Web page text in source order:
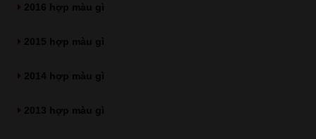
2016 hợp màu gì
2015 hợp màu gì
2014 hợp màu gì
2013 hợp màu gì